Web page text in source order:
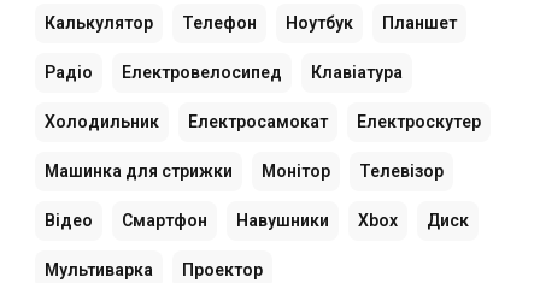
Калькулятор Телефон Ноутбук Планшет
Радіо Електровелосипед Клавіатура
Холодильник Електросамокат Електроскутер
Машинка для стрижки Монітор Телевізор
Відео Смартфон Навушники Xbox Диск
Мультиварка Проектор